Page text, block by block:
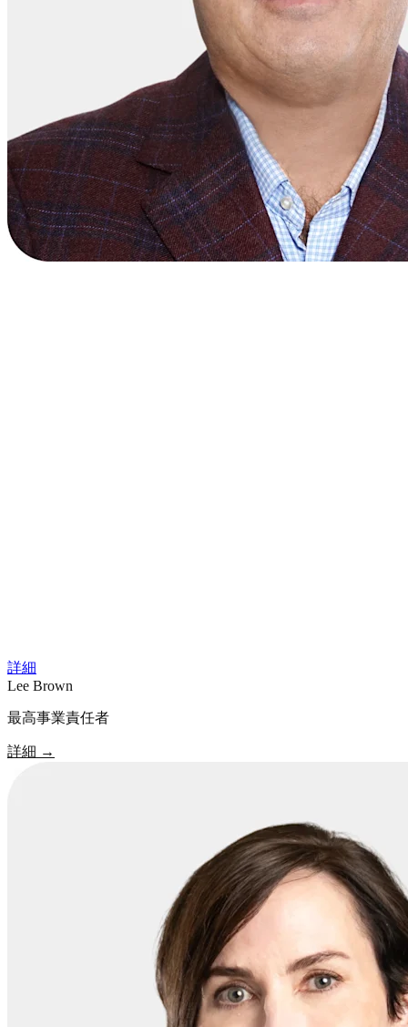
詳細
Lee Brown
最高事業責任者
詳細 →